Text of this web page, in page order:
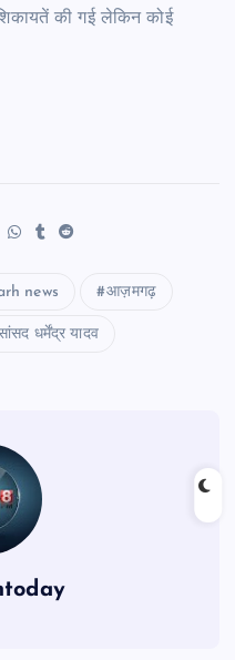
की गई लेकिन कोई
news आज़मगढ़
धर्मेंद्र यादव